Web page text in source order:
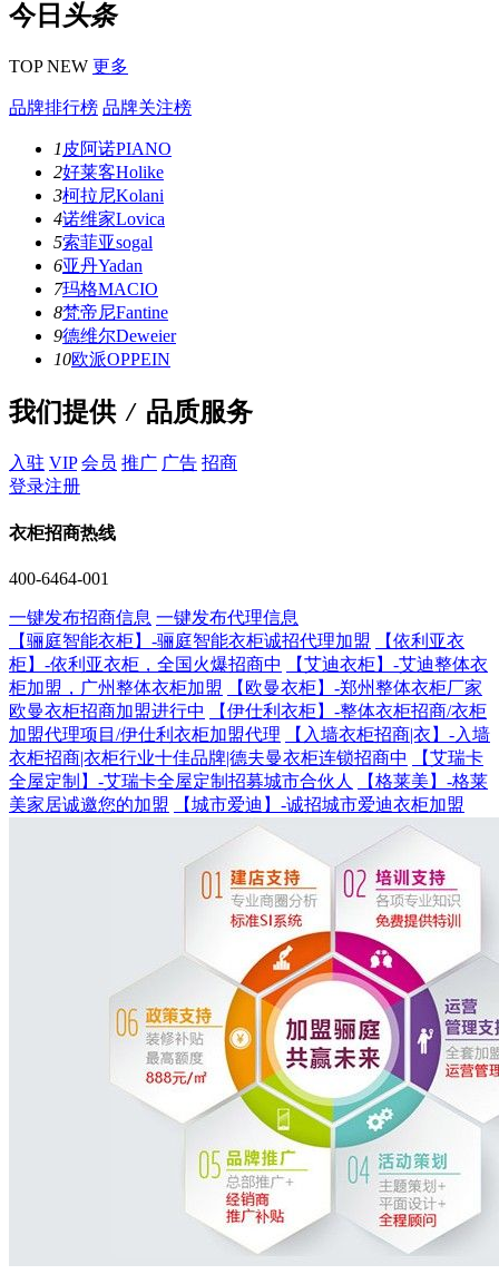
今日 头条
TOP NEW 更多
品牌排行榜 品牌关注榜
1 皮阿诺PIANO
2好莱客Holike
3柯拉尼Kolani
4诺维家Lovica
5索菲亚sogal
6亚丹Yadan
7玛格MACIO
8梵帝尼Fantine
9德维尔Deweier
10欧派OPPEIN
我们提供 / 品质服务
入驻 VIP 会员 推广 广告 招商
登录注册
衣柜招商热线
400-6464-001
一键发布招商信息 一键发布代理信息
【骊庭智能衣柜】-骊庭智能衣柜诚招代理加盟
【依利亚衣
柜】-依利亚衣柜，全国火爆招商中
【艾迪衣柜】-艾迪整体衣
柜加盟，广州整体衣柜加盟
【欧曼衣柜】-郑州整体衣柜厂家
欧曼衣柜招商加盟进行中
【伊仕利衣柜】-整体衣柜招商/衣柜
加盟代理项目/伊仕利衣柜加盟代理
【入墙衣柜招商|衣】-入墙
衣柜招商|衣柜行业十佳品牌|德夫曼衣柜连锁招商中
【艾瑞卡
全屋定制】-艾瑞卡全屋定制招募城市合伙人
【格莱美】-格莱
美家居诚邀您的加盟
【城市爱迪】-诚招城市爱迪衣柜加盟